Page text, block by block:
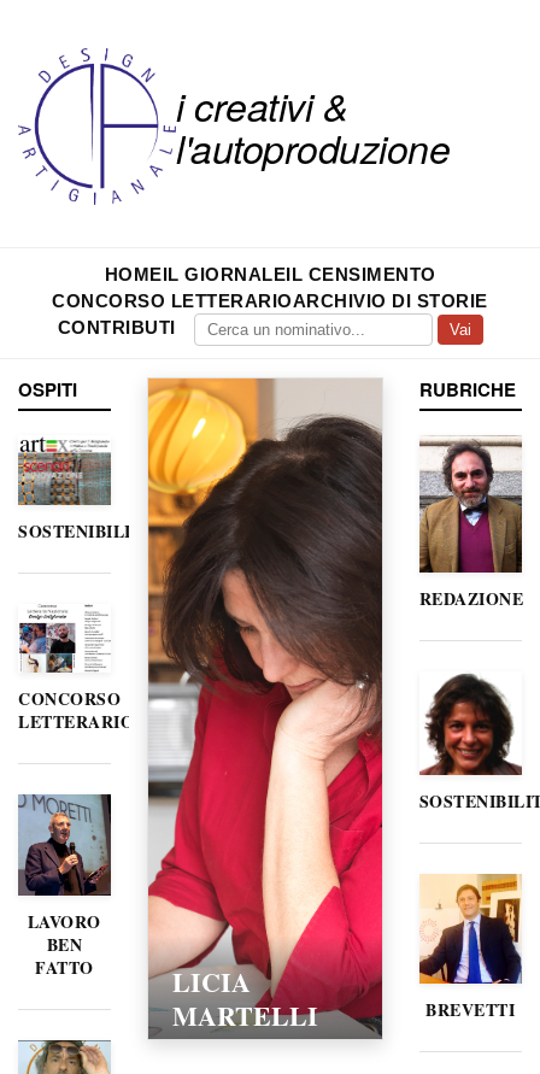
i creativi &
l'autoproduzione
HOMEIL GIORNALEIL CENSIMENTO
CONCORSO LETTERARIOARCHIVIO DI STORIE
CONTRIBUTI
Vai
OSPITI
SOSTENIBILITÀ
CONCORSO
LETTERARIO
LAVORO
BEN
FATTO
LICIA
MARTELLI
RUBRICHE
REDAZIONE
BREVETTI